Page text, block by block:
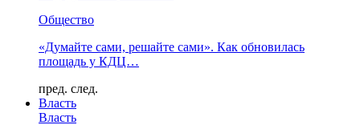
Общество
«Думайте сами, решайте сами». Как обновилась
площадь у КДЦ…
пред. след.
Власть
Власть